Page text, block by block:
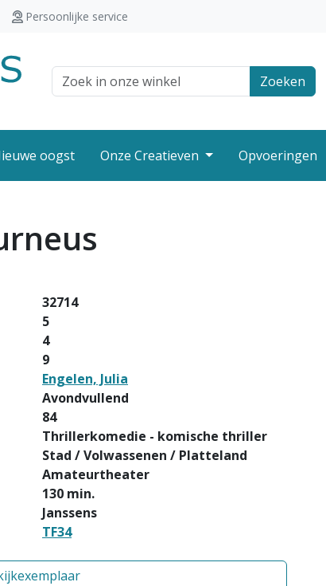
Persoonlijke service
Zoek veld Zoeken
oogst Onze Creatieven Opvoeringen
32714
5
4
9
Engelen, Julia
Avondvullend
84
Thrillerkomedie - komische thriller
Stad / Volwassenen / Platteland
Amateurtheater
130 min.
Janssens
TF34